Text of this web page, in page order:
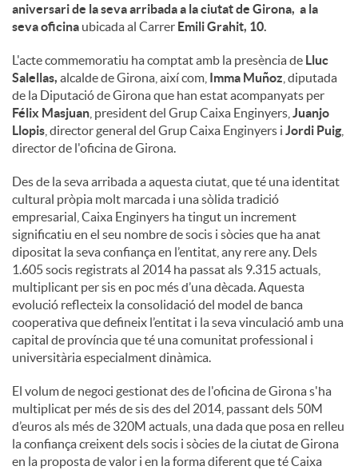
aniversari de la seva arribada a la ciutat de Girona, a la
seva oficina ubicada al Carrer Emili Grahit, 10.
L'acte commemoratiu ha comptat amb la presència de Lluc
Salellas, alcalde de Girona, així com, Imma Muñoz , diputada
de la Diputació de Girona que han estat acompanyats per
Félix Masjuan , president del Grup Caixa Enginyers, Juanjo
Llopis , director general del Grup Caixa Enginyers i Jordi Puig
director de l'oficina de Girona.
Des de la seva arribada a aquesta ciutat, que té una identitat
cultural pròpia molt marcada i una sòlida tradició
empresarial, Caixa Enginyers ha tingut un increment
significatiu en el seu nombre de socis i sòcies que ha anat
dipositat la seva confiança en l’entitat, any rere any. Dels
1.605 socis registrats al 2014 ha passat als 9.315 actuals,
multiplicant per sis en poc més d’una dècada. Aquesta
evolució reflecteix la consolidació del model de banca
cooperativa que defineix l’entitat i la seva vinculació amb una
capital de província que té una comunitat professional i
universitària especialment dinàmica.
El volum de negoci gestionat des de l'oficina de Girona s'ha
multiplicat per més de sis des del 2014, passant dels 50M
d’euros als més de 320M actuals, una dada que posa en relleu
la confiança creixent dels socis i sòcies de la ciutat de Girona
en la proposta de valor i en la forma diferent que té Caixa